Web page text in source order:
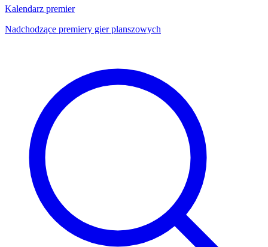
Kalendarz premier
Nadchodzące premiery gier planszowych